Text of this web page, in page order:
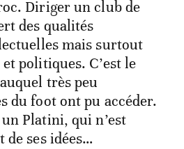
Diriger un club de
des qualités
mais surtout
politiques. C’est le
très peu
du foot ont pu accéder.
Platini, qui n’est
de ses idées…